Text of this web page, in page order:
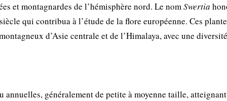
et montagnardes de l’hémisphère nord. Le nomSwertia
qui contribua à l’étude de la flore européenne. Ces
d’Asie centrale et de l’Himalaya, avec une diversité
annuelles, généralement de petite à moyenne taille,